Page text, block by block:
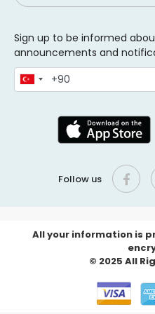
Sign up to be informed
announcements and
Follow us
All your information is
© 2025 All